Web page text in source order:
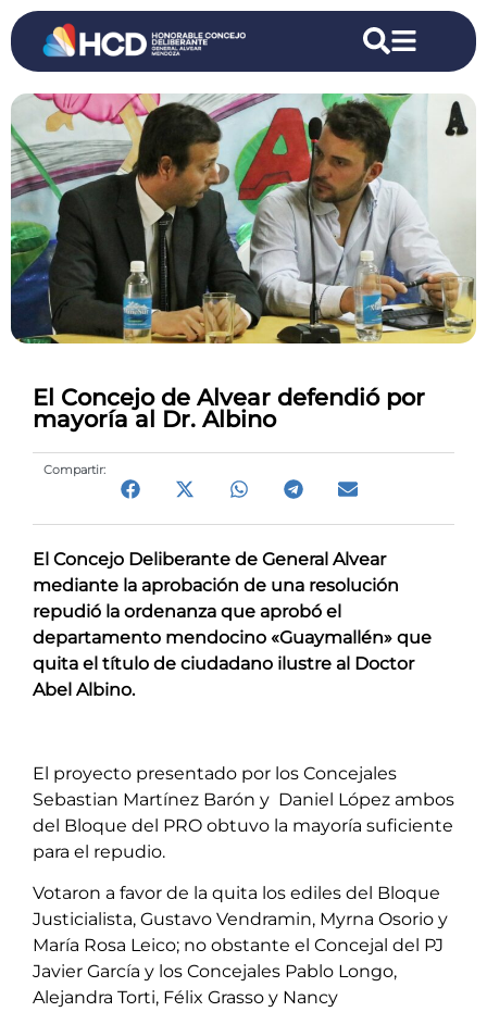
El Concejo de Alvear defendió por
mayoría al Dr. Albino
Compartir:
El Concejo Deliberante de General Alvear
mediante la aprobación de una resolución
repudió la ordenanza que aprobó el
departamento mendocino «Guaymallén» que
quita el título de ciudadano ilustre al Doctor
Abel Albino.
El proyecto presentado por los Concejales
Sebastian Martínez Barón y Daniel López ambos
del Bloque del PRO obtuvo la mayoría suficiente
para el repudio.
Votaron a favor de la quita los ediles del Bloque
Justicialista, Gustavo Vendramin, Myrna Osorio y
María Rosa Leico; no obstante el Concejal del PJ
Javier García y los Concejales Pablo Longo,
Alejandra Torti, Félix Grasso y Nancy